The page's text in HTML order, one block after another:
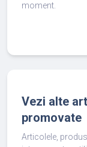
moment.
Vezi alte
promovate
Articolele,